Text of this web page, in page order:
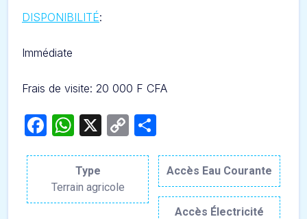
DISPONIBILITÉ:
Immédiate
Frais de visite: 20 000 F CFA
Facebook
WhatsApp
X
Copy
Type
Terrain agricole
Accès Eau Courante
Accès Électricité